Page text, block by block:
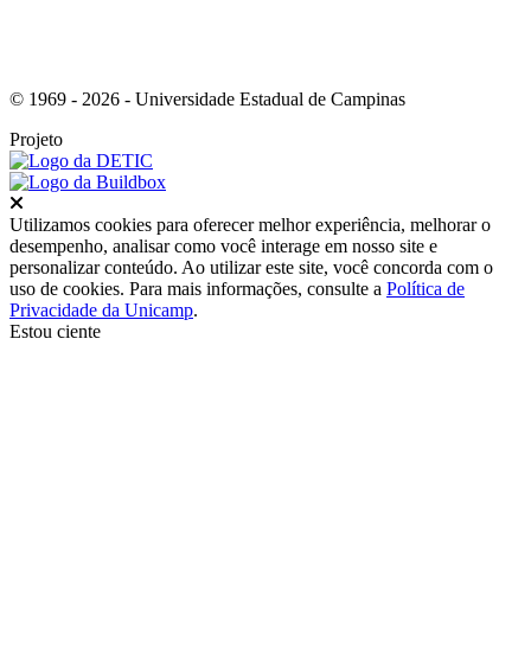
© 1969 - 2026 - Universidade Estadual de Campinas
Projeto
Utilizamos cookies para oferecer melhor experiência, melhorar o
desempenho, analisar como você interage em nosso site e
personalizar conteúdo. Ao utilizar este site, você concorda com o
uso de cookies. Para mais informações, consulte a Política de
Privacidade da Unicamp.
Estou ciente